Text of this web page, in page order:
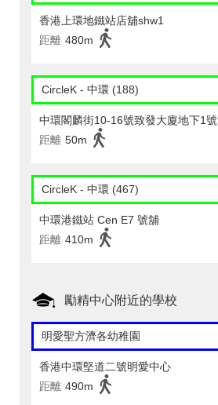
香港上環地鐵站店舖shw1
距離 480m
CircleK - 中環 (188)
中環閣麟街10-16號致發大廈地下1
距離 50m
CircleK - 中環 (467)
中環港鐵站 Cen E7 號舖
距離 410m
勵精中心附近的學校
明愛聖方濟各幼稚園
香港中環堅道二號明愛中心
距離 490m